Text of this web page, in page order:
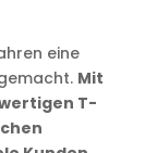
eine
Mit
T-